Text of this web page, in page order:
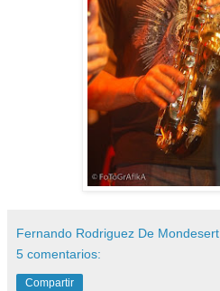
Fernando Rodriguez De Mondesert
5 comentarios:
Compartir